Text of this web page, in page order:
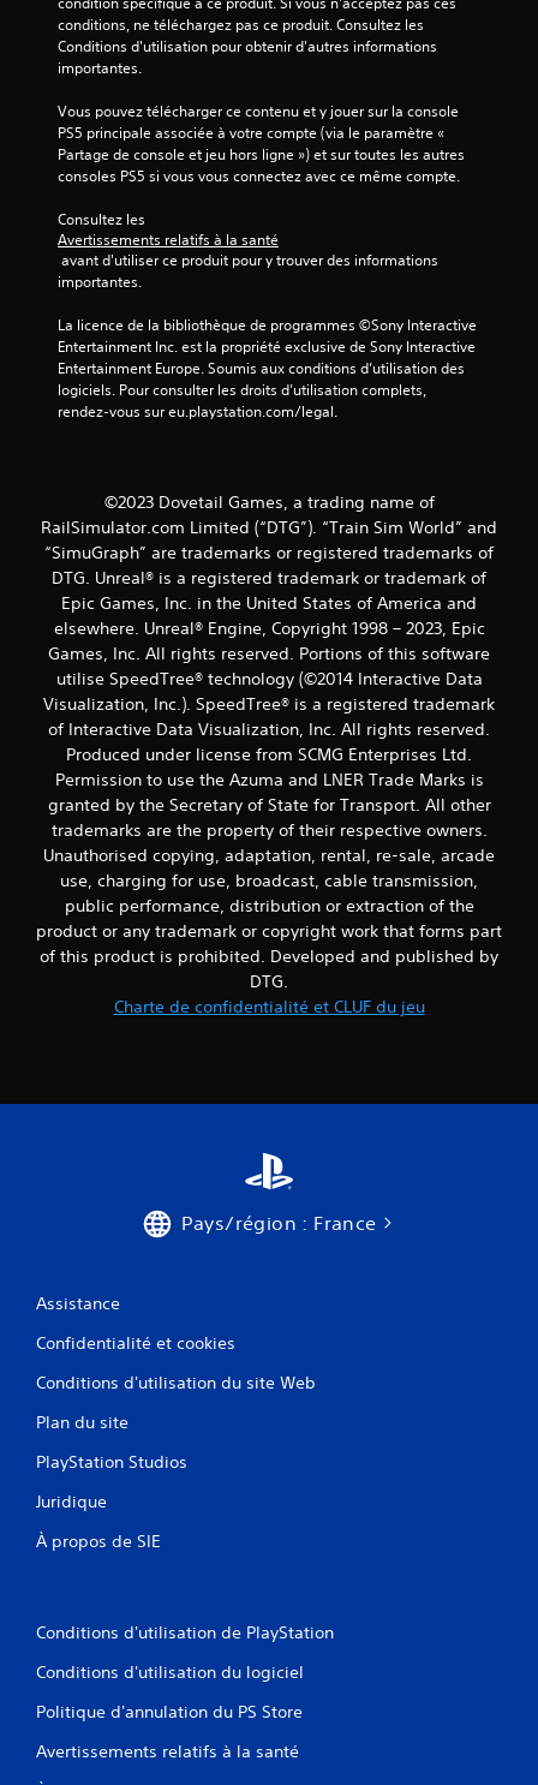
i
s
conditions, ne téléchargez pas ce produit. Consultez les
Conditions d'utilisation pour obtenir d'autres informations
importantes.
Vous pouvez télécharger ce contenu et y jouer sur la console
PS5 principale associée à votre compte (via le paramètre «
Partage de console et jeu hors ligne ») et sur toutes les autres
consoles PS5 si vous vous connectez avec ce même compte.
Consultez les
Avertissements relatifs à la santé
importantes.
La licence de la bibliothèque de programmes ©Sony Interactive
Entertainment Inc. est la propriété exclusive de Sony Interactive
Entertainment Europe. Soumis aux conditions d’utilisation des
logiciels. Pour consulter les droits d’utilisation complets,
rendez-vous sur eu.playstation.com/legal.
©2023 Dovetail Games, a trading name of
RailSimulator.com Limited (“DTG”). “Train Sim World” and
“SimuGraph” are trademarks or registered trademarks of
DTG. Unreal® is a registered trademark or trademark of
Epic Games, Inc. in the United States of America and
elsewhere. Unreal® Engine, Copyright 1998 – 2023, Epic
Games, Inc. All rights reserved. Portions of this software
utilise SpeedTree® technology (©2014 Interactive Data
Visualization, Inc.). SpeedTree® is a registered trademark
of Interactive Data Visualization, Inc. All rights reserved.
Produced under license from SCMG Enterprises Ltd.
Permission to use the Azuma and LNER Trade Marks is
granted by the Secretary of State for Transport. All other
trademarks are the property of their respective owners.
Unauthorised copying, adaptation, rental, re-sale, arcade
use, charging for use, broadcast, cable transmission,
public performance, distribution or extraction of the
product or any trademark or copyright work that forms part
of this product is prohibited. Developed and published by
DTG.
Charte de confidentialité et CLUF du jeu
Pays/région : France
Assistance
Confidentialité et cookies
Conditions d'utilisation du site Web
Plan du site
PlayStation Studios
Juridique
À propos de SIE
Conditions d'utilisation de PlayStation
Conditions d'utilisation du logiciel
Politique d'annulation du PS Store
Avertissements relatifs à la santé